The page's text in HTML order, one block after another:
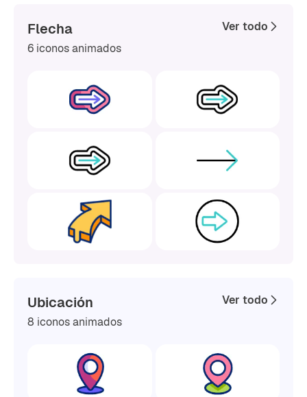
Flecha
6 iconos animados
Ver todo
Ubicación
8 iconos animados
Ver todo